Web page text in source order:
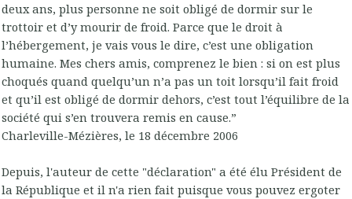
deux ans, plus personne ne soit obligé de dormir sur le
trottoir et d’y mourir de froid. Parce que le droit à
l’hébergement, je vais vous le dire, c’est une obligation
humaine. Mes chers amis, comprenez le bien : si on est plus
choqués quand quelqu’un n’a pas un toit lorsqu’il fait froid
et qu’il est obligé de dormir dehors, c’est tout l’équilibre de la
société qui s’en trouvera remis en cause.”
Charleville-Mézières, le 18 décembre 2006
Depuis, l'auteur de cette "déclaration" a été élu Président de
la République et il n'a rien fait puisque vous pouvez ergoter